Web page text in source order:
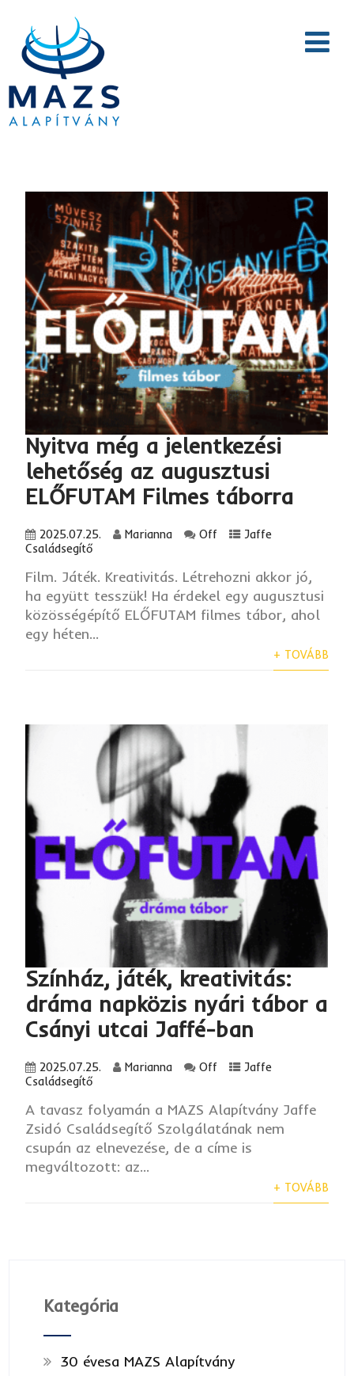
Nyitva még a jelentkezési
lehetőség az augusztusi
ELŐFUTAM Filmes táborra
2025.07.25. Marianna Off
Jaffe
Családsegítő
Film. Játék. Kreativitás. Létrehozni akkor jó,
ha együtt tesszük! Ha érdekel egy augusztusi
közösségépítő ELŐFUTAM filmes tábor, ahol
egy héten...
+ TOVÁBB
Színház, játék, kreativitás:
dráma napközis nyári tábor a
Csányi utcai Jaffé-ban
2025.07.25. Marianna Off
Jaffe
Családsegítő
A tavasz folyamán a MAZS Alapítvány Jaffe
Zsidó Családsegítő Szolgálatának nem
csupán az elnevezése, de a címe is
megváltozott: az...
+ TOVÁBB
Kategória
30 évesa MAZS Alapítvány